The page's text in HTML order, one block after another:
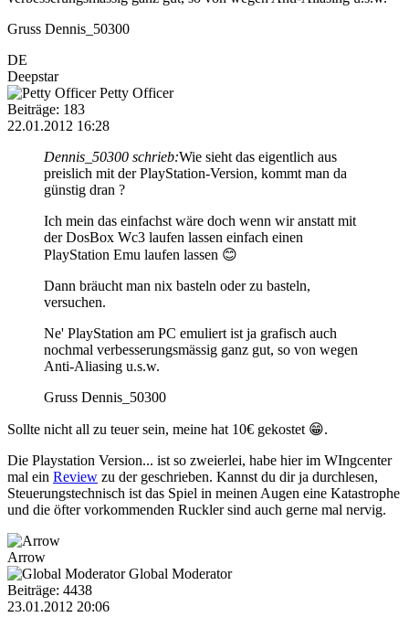
Gruss Dennis_50300
DE
Deepstar
Petty Officer
Beiträge: 183
22.01.2012 16:28
Dennis_50300 schrieb:Wie sieht das eigentlich aus
preislich mit der PlayStation-Version, kommt man da
günstig dran ?
Ich mein das einfachst wäre doch wenn wir anstatt mit
der DosBox Wc3 laufen lassen einfach einen
PlayStation Emu laufen lassen 😊
Dann bräucht man nix basteln oder zu basteln,
versuchen.
Ne' PlayStation am PC emuliert ist ja grafisch auch
nochmal verbesserungsmässig ganz gut, so von wegen
Anti-Aliasing u.s.w.
Gruss Dennis_50300
Sollte nicht all zu teuer sein, meine hat 10€ gekostet 😁.
Die Playstation Version... ist so zweierlei, habe hier im WIngcenter
mal ein Review zu der geschrieben. Kannst du dir ja durchlesen,
Steuerungstechnisch ist das Spiel in meinen Augen eine Katastrophe
und die öfter vorkommenden Ruckler sind auch gerne mal nervig.
Arrow
Global Moderator
Beiträge: 4438
23.01.2012 20:06